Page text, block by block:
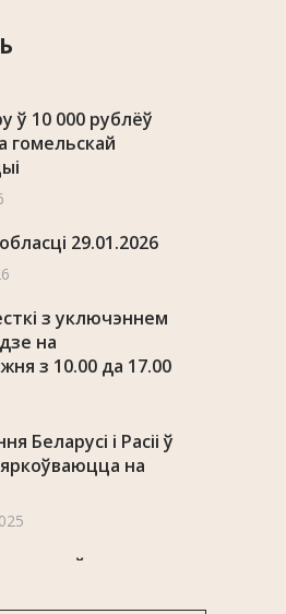
ў 10 000 рублёў
гомельскай
29.01.2026
з уключэннем
на
з 10.00 да 17.00
Беларусі і Расіі ў
на